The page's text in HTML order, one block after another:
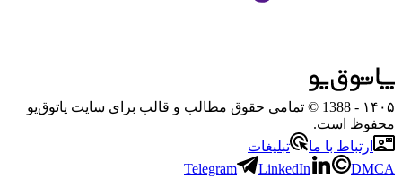
۱۴۰۵
- 1388 © تمامی حقوق مطالب و قالب برای سایت پاتوق‌یو
محفوظ است.
ارتباط با ما
تبلیغات
Telegram
LinkedIn DMCA